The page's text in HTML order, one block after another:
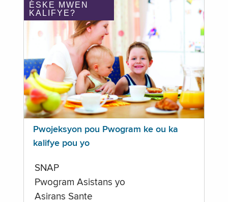
ÈSKE MWEN
KALIFYE?
Pwojeksyon pou Pwogram ke ou ka
kalifye pou yo
SNAP
Pwogram Asistans yo
Asirans Sante